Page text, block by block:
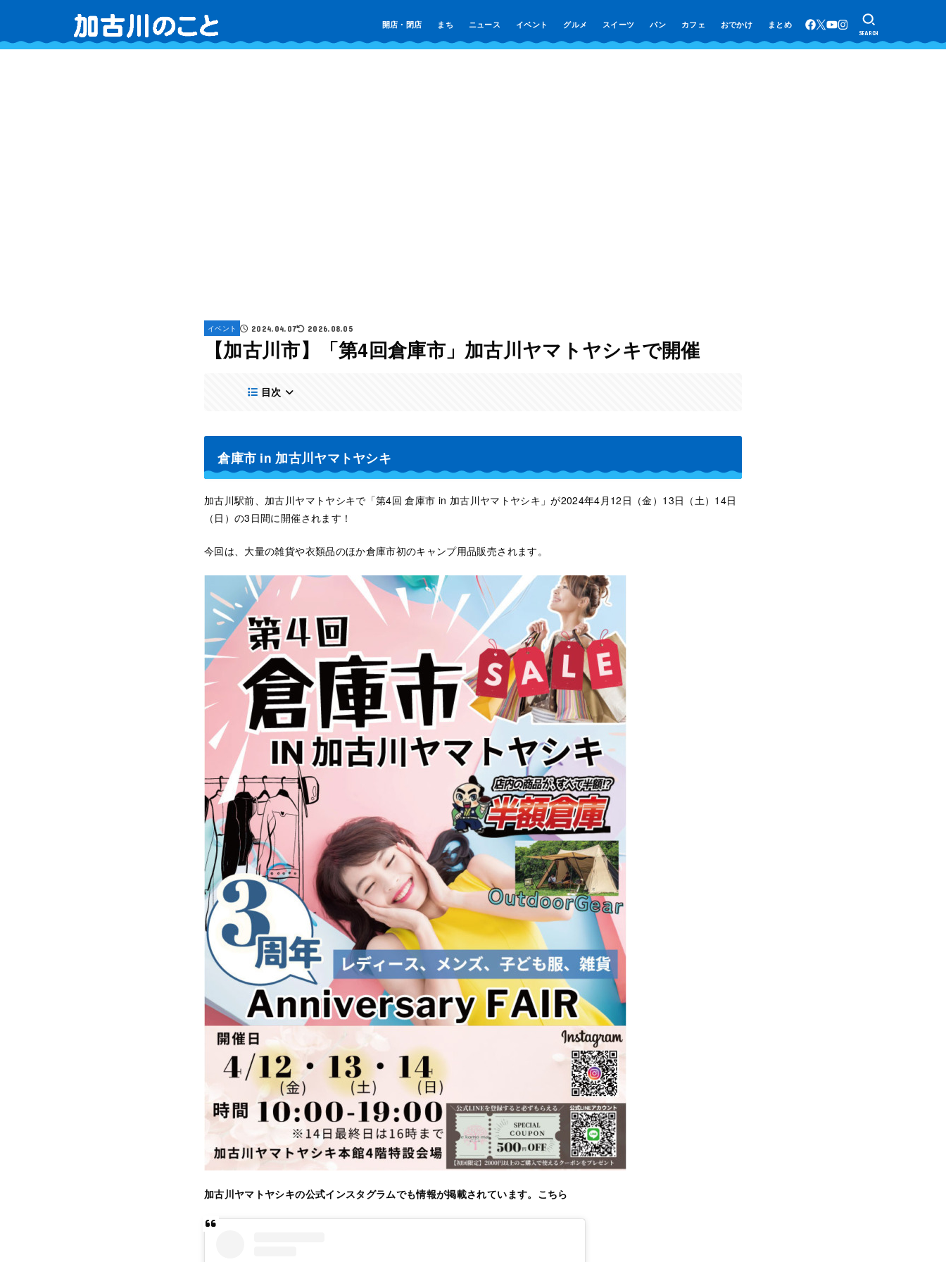
開店・閉店 まち ニュース イベント グルメ スイーツ パン カフェ おでかけ まとめ
SEARCH
イベント 2024.04.07 2026.08.05
【加古川市】「第4回倉庫市」加古川ヤマトヤシキで開催
目次
倉庫市 in 加古川ヤマトヤシキ
加古川駅前、加古川ヤマトヤシキで「第4回 倉庫市 in 加古川ヤマトヤシキ」が2024年4月12日（金）13日（土）14日
（日）の3日間に開催されます！
今回は、大量の雑貨や衣類品のほか倉庫市初のキャンプ用品販売されます。
加古川ヤマトヤシキの公式インスタグラムでも情報が掲載されています。こちら